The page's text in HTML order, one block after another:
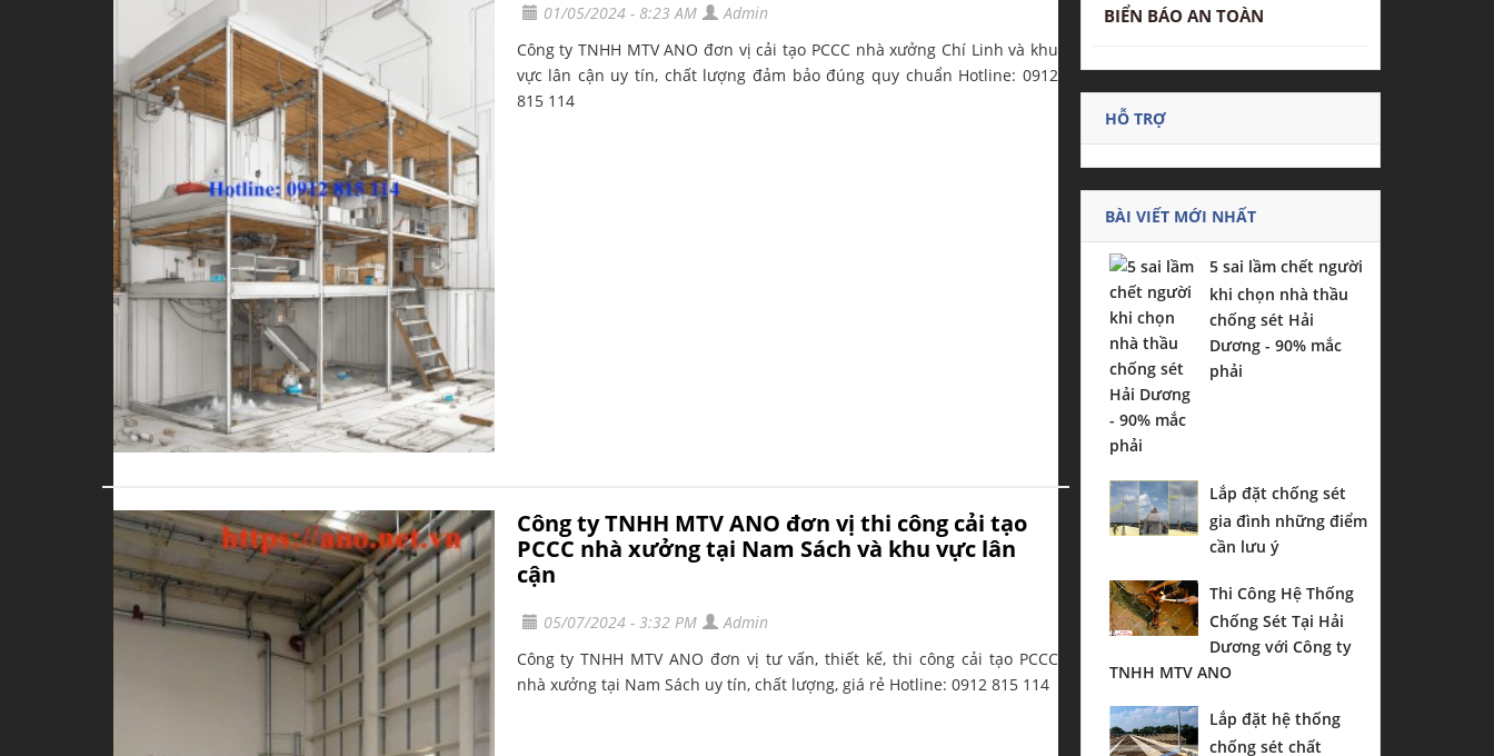
01/05/2024 - 8:23 AM
Admin
Công ty TNHH MTV ANO đơn vị cải tạo PCCC nhà xưởng Chí Linh và khu
vực lân cận uy tín, chất lượng đảm bảo đúng quy chuẩn Hotline: 0912
815 114
Công ty TNHH MTV ANO đơn vị thi công cải tạo
PCCC nhà xưởng tại Nam Sách và khu vực lân
cận
05/07/2024 - 3:32 PM
Admin
Công ty TNHH MTV ANO đơn vị tư vấn, thiết kế, thi công cải tạo PCCC
nhà xưởng tại Nam Sách uy tín, chất lượng, giá rẻ Hotline: 0912 815 114
BIỂN BÁO AN TOÀN
HỖ TRỢ
BÀI VIẾT MỚI NHẤT
5 sai lầm chết người
khi chọn nhà thầu
chống sét Hải
Dương - 90% mắc
phải
Lắp đặt chống sét
gia đình những điểm
cần lưu ý
Thi Công Hệ Thống
Chống Sét Tại Hải
Dương với Công ty
TNHH MTV ANO
Lắp đặt hệ thống
chống sét chất